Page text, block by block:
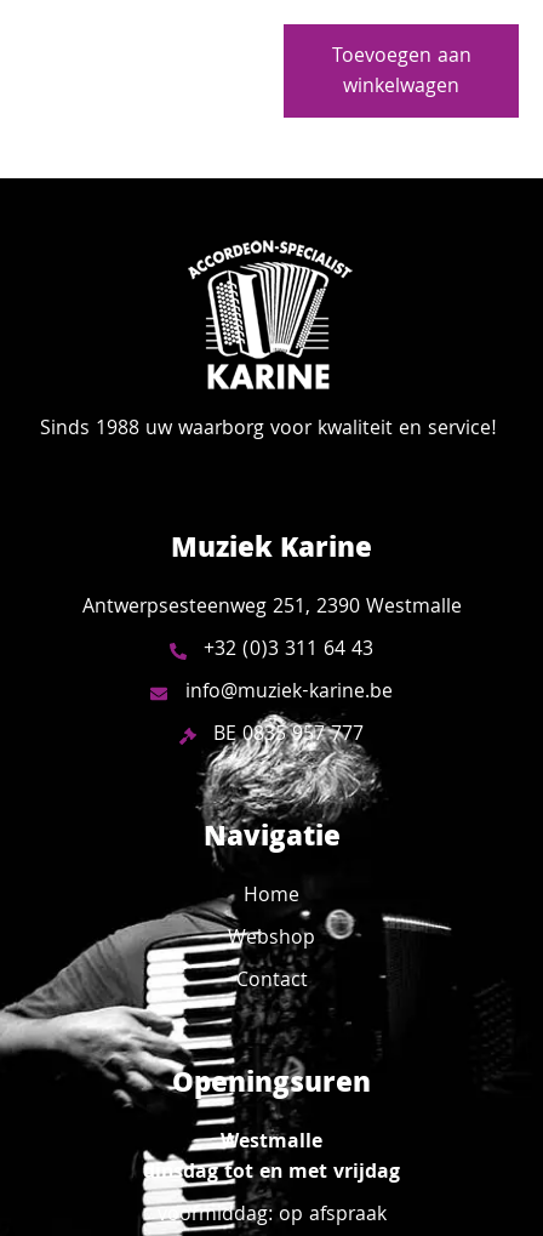
Toevoegen aan
winkelwagen
Sinds 1988 uw waarborg voor kwaliteit en service!
Muziek Karine
Antwerpsesteenweg 251, 2390 Westmalle
+32 (0)3 311 64 43
info@muziek-karine.be
BE 0835 957 777
Navigatie
Home
Webshop
Contact
Openingsuren
Westmalle
dinsdag tot en met vrijdag
voormiddag: op afspraak